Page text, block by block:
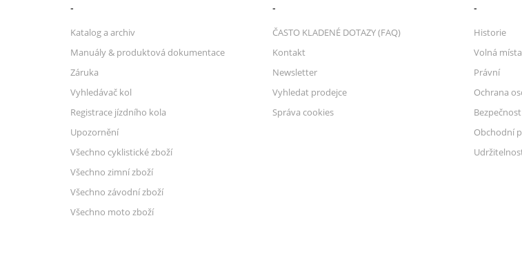
Katalog a archiv
Manuály & produktová dokumentace
Záruka
Vyhledávač kol
Registrace jízdního kola
Upozornění
Všechno cyklistické zboží
Všechno zimní zboží
Všechno závodní zboží
Všechno moto zboží
ČASTO KLADENÉ DOTAZY (FAQ)
Kontakt
Newsletter
Vyhledat prodejce
Správa cookies
Historie
Volná místa
Právní
Ochrana
Obchodní